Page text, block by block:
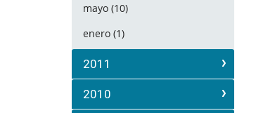
mayo (10)
enero (1)
2011
2010